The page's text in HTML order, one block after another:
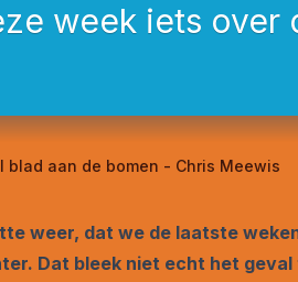
week iets over
aan de bomen - Chris Meewis
weer, dat we de laatste
Dat bleek niet echt het geval